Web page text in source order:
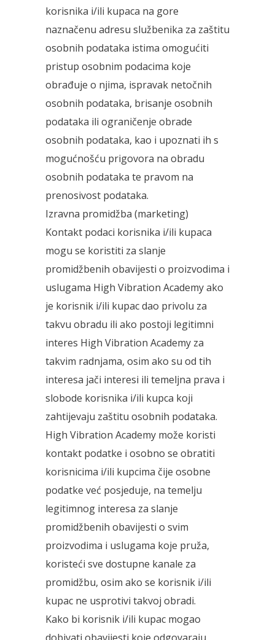
korisnika i/ili kupaca na gore
naznačenu adresu službenika za zaštitu
osobnih podataka istima omogućiti
pristup osobnim podacima koje
obrađuje o njima, ispravak netočnih
osobnih podataka, brisanje osobnih
podataka ili ograničenje obrade
osobnih podataka, kao i upoznati ih s
mogućnošću prigovora na obradu
osobnih podataka te pravom na
prenosivost podataka.
Izravna promidžba (marketing)
Kontakt podaci korisnika i/ili kupaca
mogu se koristiti za slanje
promidžbenih obavijesti o proizvodima i
uslugama High Vibration Academy ako
je korisnik i/ili kupac dao privolu za
takvu obradu ili ako postoji legitimni
interes High Vibration Academy za
takvim radnjama, osim ako su od tih
interesa jači interesi ili temeljna prava i
slobode korisnika i/ili kupca koji
zahtijevaju zaštitu osobnih podataka.
High Vibration Academy može koristi
kontakt podatke i osobno se obratiti
korisnicima i/ili kupcima čije osobne
podatke već posjeduje, na temelju
legitimnog interesa za slanje
promidžbenih obavijesti o svim
proizvodima i uslugama koje pruža,
koristeći sve dostupne kanale za
promidžbu, osim ako se korisnik i/ili
kupac ne usprotivi takvoj obradi.
Kako bi korisnik i/ili kupac mogao